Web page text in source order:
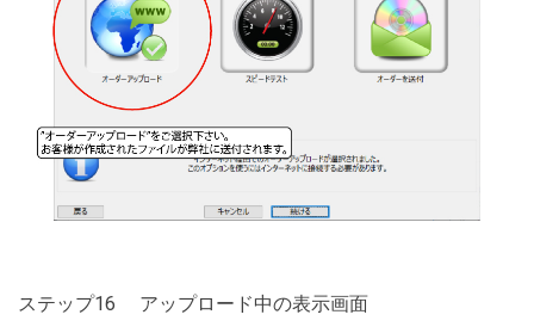
ステップ16 アップロード中の表示画面